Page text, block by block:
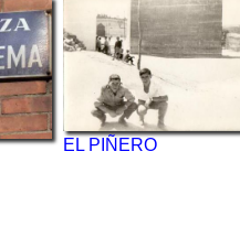
EL PIÑERO